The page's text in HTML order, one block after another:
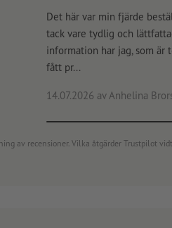
Det här var min fjärde
tack vare tydlig och
information har jag, som är
fått pr...
14.07.2026 av Anhelina
av recensioner. Vilka åtgärder Trustpilot